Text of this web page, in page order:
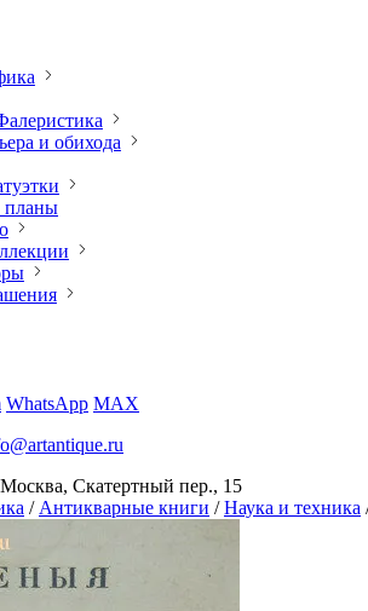
и обихода
планы
WhatsApp MAX
Москва, Скатертный пер., 15
/ Антикварные книги / Наука и техника